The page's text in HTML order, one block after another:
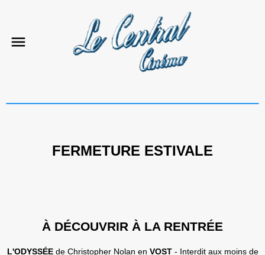
FERMETURE ESTIVALE
À DÉCOUVRIR À LA RENTRÉE
L'ODYSSÉE de Christopher Nolan en VOST - Interdit aux moins de